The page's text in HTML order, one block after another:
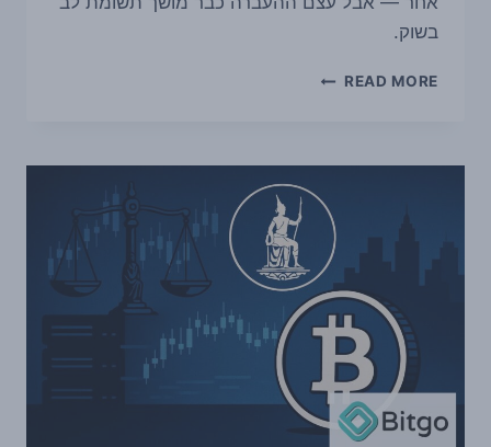
בשוק.
READ MORE ממשלת
ו-
ETHER
שנתפסו
ל-
COINBASE
PRIME
—
מה
ידוע
כרגע
ולמה
השוק